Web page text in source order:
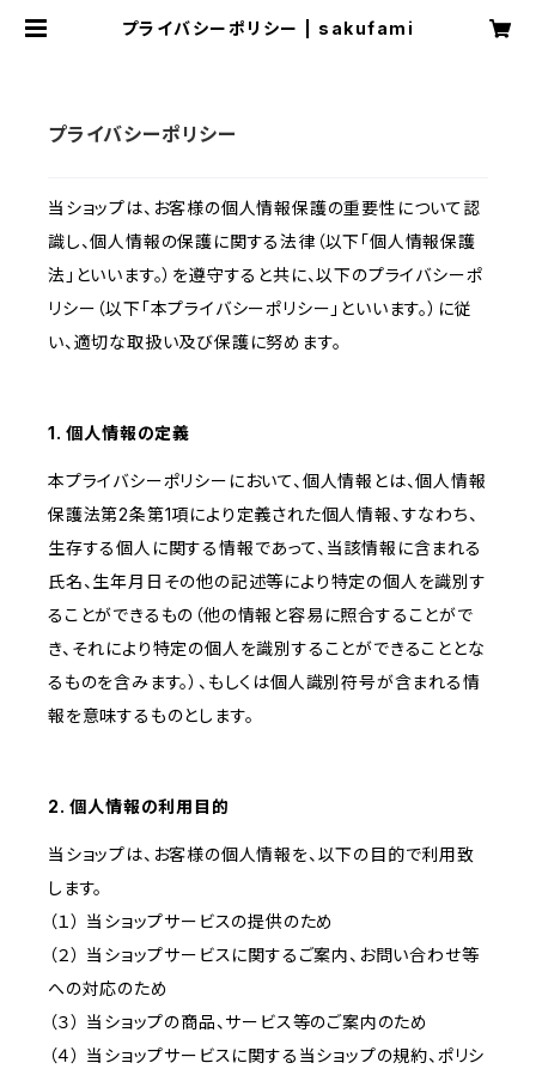
プライバシーポリシー | sakufami
プライバシーポリシー
当ショップは、お客様の個人情報保護の重要性について認
識し、個人情報の保護に関する法律（以下「個人情報保護
法」といいます。）を遵守すると共に、以下のプライバシーポ
リシー（以下「本プライバシーポリシー」といいます。）に従
い、適切な取扱い及び保護に努めます。
1. 個人情報の定義
本プライバシーポリシーにおいて、個人情報とは、個人情報
保護法第2条第1項により定義された個人情報、すなわち、
生存する個人に関する情報であって、当該情報に含まれる
氏名、生年月日その他の記述等により特定の個人を識別す
ることができるもの（他の情報と容易に照合することがで
き、それにより特定の個人を識別することができることとな
るものを含みます。）、もしくは個人識別符号が含まれる情
報を意味するものとします。
2. 個人情報の利用目的
当ショップは、お客様の個人情報を、以下の目的で利用致
します。
（１） 当ショップサービスの提供のため
（２） 当ショップサービスに関するご案内、お問い合わせ等
への対応のため
（３） 当ショップの商品、サービス等のご案内のため
（４） 当ショップサービスに関する当ショップの規約、ポリシ